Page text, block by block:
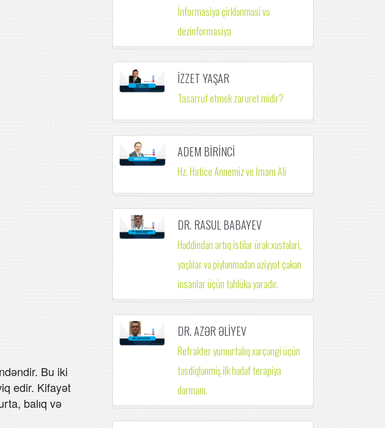
Bu iki
edir. Kifayət
balıq və
İnformasiya çirklənməsi və
dezinformasiya
İZZET YAŞAR
Tasarruf etmek zaruret midir?
ADEM BİRİNCİ
Hz. Hatice Annemiz ve İmam Ali
DR. RASUL BABAYEV
Həddindən artıq istilər ürək xəstələri,
yaşlılar və piylənmədən əziyyət çəkən
insanlar üçün təhlükə yaradır.
DR. AZƏR ƏLİYEV
Refrakter yumurtalıq xərçəngi üçün
təsdiqlənmiş ilk hədəf terapiya
dərmanı.